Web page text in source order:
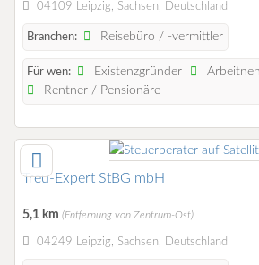
04109 Leipzig, Sachsen, Deutschland
Branchen: Reisebüro / -vermittler
Für wen: Existenzgründer
Rentner / Pensionäre
Treu-Expert StBG mbH
5,1 km (Entfernung von Zentrum-Ost)
04249 Leipzig, Sachsen, Deutschland